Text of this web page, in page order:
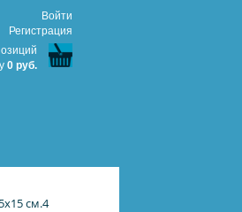
Войти
Регистрация
0 руб.
см.4